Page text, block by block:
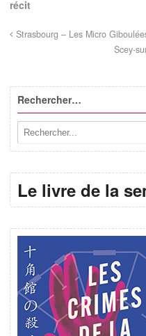
récit
Strasbourg – Les Micro
Scey-
Rechercher…
Le livre de la